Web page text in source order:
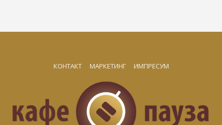
КОНТАКТ МАРКЕТИНГ ИМПРЕСУМ